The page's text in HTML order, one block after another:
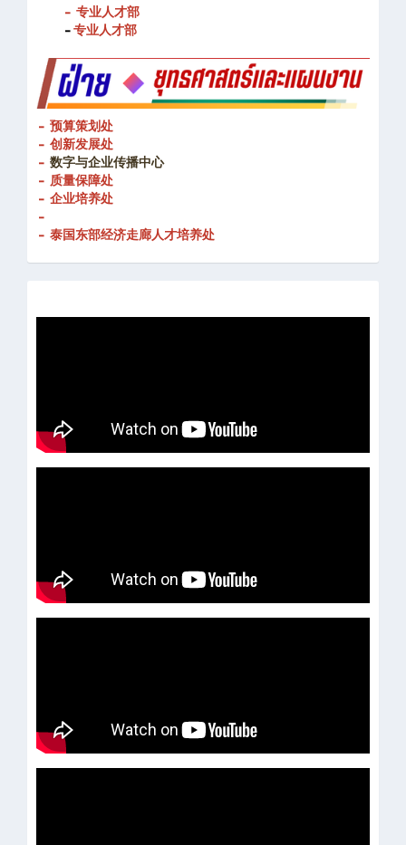
- 学生权益部
- 专业人才部
-专业人才部
- 预算策划处
- 创新发展处
- 数字与企业传播中心
- 质量保障处
- 企业培养处
-
- 泰国东部经济走廊人才培养处